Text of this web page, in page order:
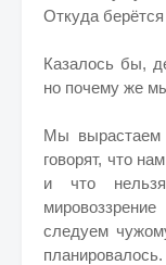
Откуда
Казалось бы,
но почему же
Мы вырастаем
говорят, что
и что
следуем